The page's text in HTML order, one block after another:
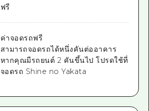
ฟรี
ค่าจอดรถฟรี
สามารถจอดรถได้หนึ่งคันต่ออาคาร
หากคุณมีรถยนต์ 2 คันขึ้นไป โปรดใช้ที่
จอดรถ Shine no Yakata